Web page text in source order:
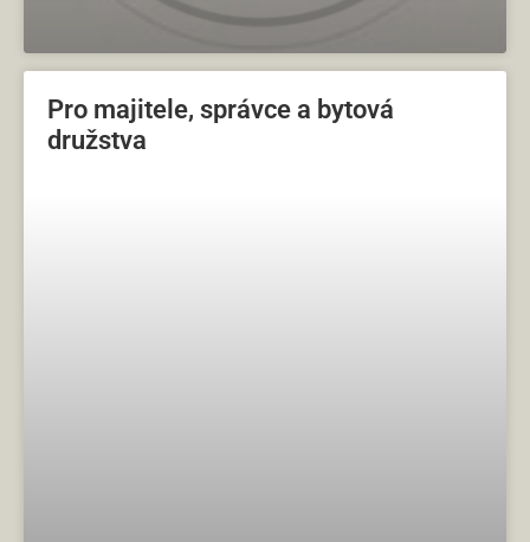
Pro majitele, správce a bytová
družstva